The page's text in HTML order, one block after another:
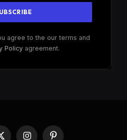
agree to the our terms and
Policyagreement.